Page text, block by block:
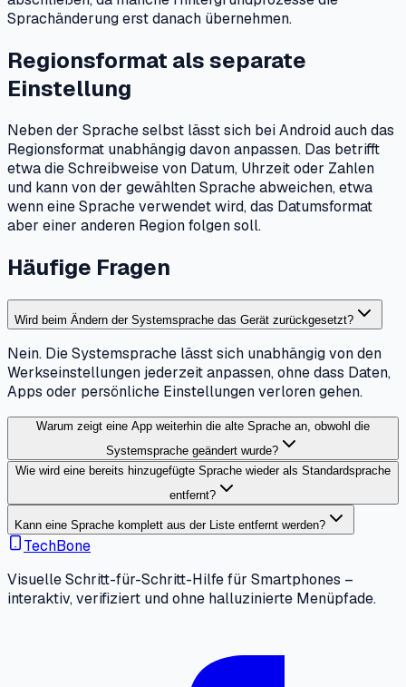
Sprachänderung erst danach übernehmen.
Regionsformat als separate
Einstellung
Neben der Sprache selbst lässt sich bei Android auch das
Regionsformat unabhängig davon anpassen. Das betrifft
etwa die Schreibweise von Datum, Uhrzeit oder Zahlen
und kann von der gewählten Sprache abweichen, etwa
wenn eine Sprache verwendet wird, das Datumsformat
aber einer anderen Region folgen soll.
Häufige Fragen
Wird beim Ändern der Systemsprache das Gerät zurückgesetzt?
Nein. Die Systemsprache lässt sich unabhängig von den
Werkseinstellungen jederzeit anpassen, ohne dass Daten,
Apps oder persönliche Einstellungen verloren gehen.
Warum zeigt eine App weiterhin die alte Sprache an, obwohl die
Systemsprache geändert wurde?
Wie wird eine bereits hinzugefügte Sprache wieder als Standardsprache
entfernt?
Kann eine Sprache komplett aus der Liste entfernt werden?
TechBone
Visuelle Schritt-für-Schritt-Hilfe für Smartphones –
interaktiv, verifiziert und ohne halluzinierte Menüpfade.